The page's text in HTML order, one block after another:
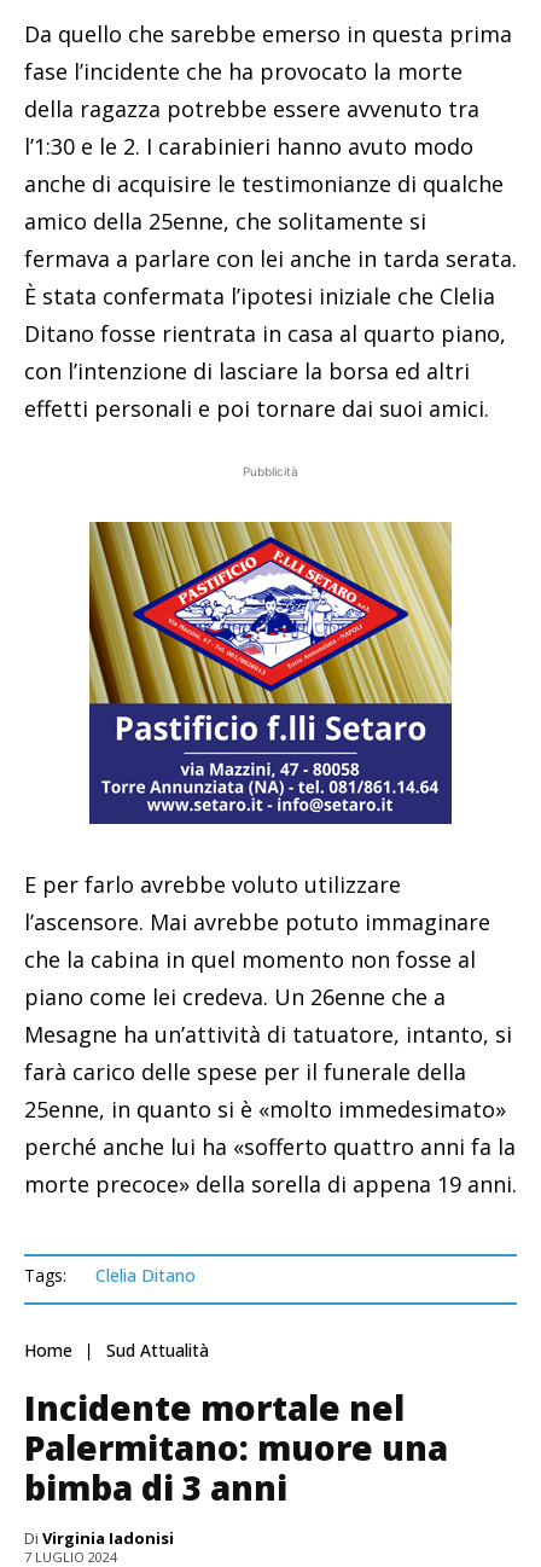
Da quello che sarebbe emerso in questa prima
fase l’incidente che ha provocato la morte
della ragazza potrebbe essere avvenuto tra
l’1:30 e le 2. I carabinieri hanno avuto modo
anche di acquisire le testimonianze di qualche
amico della 25enne, che solitamente si
fermava a parlare con lei anche in tarda serata.
È stata confermata l’ipotesi iniziale che Clelia
Ditano fosse rientrata in casa al quarto piano,
con l’intenzione di lasciare la borsa ed altri
effetti personali e poi tornare dai suoi amici.
Pubblicità
E per farlo avrebbe voluto utilizzare
l’ascensore. Mai avrebbe potuto immaginare
che la cabina in quel momento non fosse al
piano come lei credeva. Un 26enne che a
Mesagne ha un’attività di tatuatore, intanto, si
farà carico delle spese per il funerale della
25enne, in quanto si è «molto immedesimato»
perché anche lui ha «sofferto quattro anni fa la
morte precoce» della sorella di appena 19 anni.
Tags: Clelia Ditano
Home Sud Attualità
Incidente mortale nel
Palermitano: muore una
bimba di 3 anni
Di Virginia Iadonisi
7 LUGLIO 2024